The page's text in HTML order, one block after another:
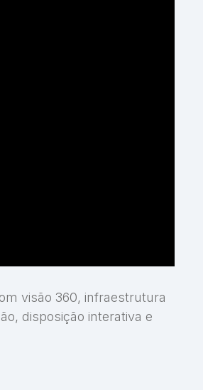
visão 360, infraestrutura
disposição interativa e